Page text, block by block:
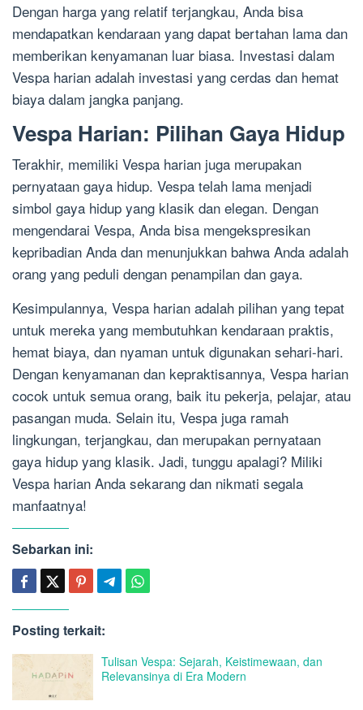
Dengan harga yang relatif terjangkau, Anda bisa
mendapatkan kendaraan yang dapat bertahan lama dan
memberikan kenyamanan luar biasa. Investasi dalam
Vespa harian adalah investasi yang cerdas dan hemat
biaya dalam jangka panjang.
Vespa Harian: Pilihan Gaya Hidup
Terakhir, memiliki Vespa harian juga merupakan
pernyataan gaya hidup. Vespa telah lama menjadi
simbol gaya hidup yang klasik dan elegan. Dengan
mengendarai Vespa, Anda bisa mengekspresikan
kepribadian Anda dan menunjukkan bahwa Anda adalah
orang yang peduli dengan penampilan dan gaya.
Kesimpulannya, Vespa harian adalah pilihan yang tepat
untuk mereka yang membutuhkan kendaraan praktis,
hemat biaya, dan nyaman untuk digunakan sehari-hari.
Dengan kenyamanan dan kepraktisannya, Vespa harian
cocok untuk semua orang, baik itu pekerja, pelajar, atau
pasangan muda. Selain itu, Vespa juga ramah
lingkungan, terjangkau, dan merupakan pernyataan
gaya hidup yang klasik. Jadi, tunggu apalagi? Miliki
Vespa harian Anda sekarang dan nikmati segala
manfaatnya!
Sebarkan ini:
Posting terkait:
Tulisan Vespa: Sejarah, Keistimewaan, dan
Relevansinya di Era Modern